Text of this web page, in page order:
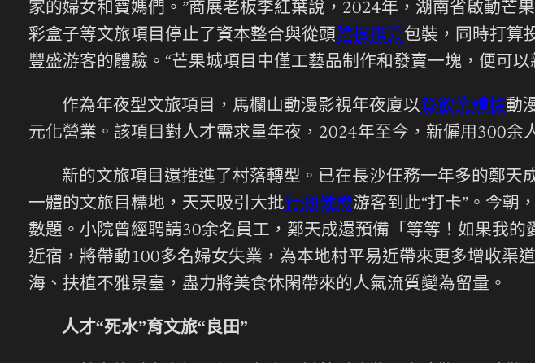
家的婦女和寶媽們。”商展老板李紅葉說，2024年，湖南省啟動芒
彩盒子等文旅項目停止了資本整合與從頭體檢推薦包裝，同時打算
豐盛游客的體驗。“芒果城項目中僅工藝品制作和發賣一塊，便可以
作為年夜型文旅項目，馬欄山動漫影視年夜廈以餐飲業體檢動
元化營業。該項目對人才需求量年夜，2024年至今，新僱用300余
新的文旅項目還推進了村落轉型。已在長沙任務一年多的鄭
一體的文旅目標地，天天吸引大批行動健檢游客到此“打卡”。今朝
數題。小院曾經聘請30余名員工，鄭天成還預備「等等！如果我
近宿，將帶動100多名婦女失業，為本地村平易近帶來更多增收渠
海、扶植不雅景臺，盡力將美食休閑帶來的人氣流質變為留量。
人才“死水”育文旅“良田”